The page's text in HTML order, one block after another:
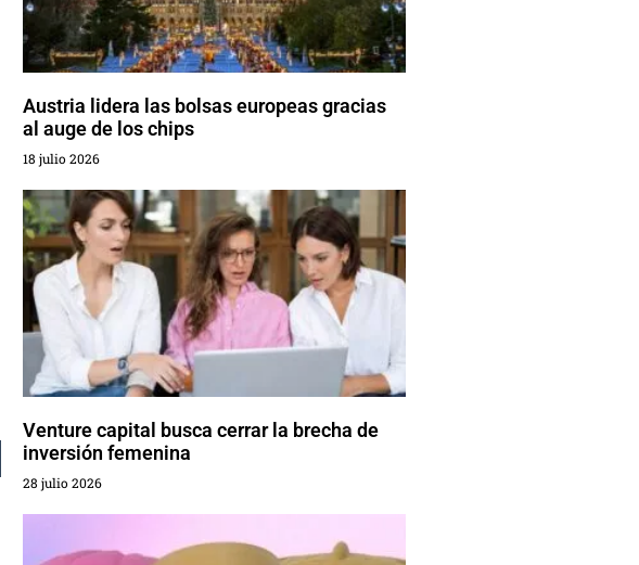
Austria lidera las bolsas europeas gracias
al auge de los chips
18 julio 2026
Venture capital busca cerrar la brecha de
inversión femenina
28 julio 2026